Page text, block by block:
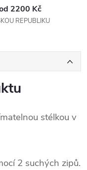
2200 Kč
REPUBLIKU
stélkou v
2 suchých zipů.